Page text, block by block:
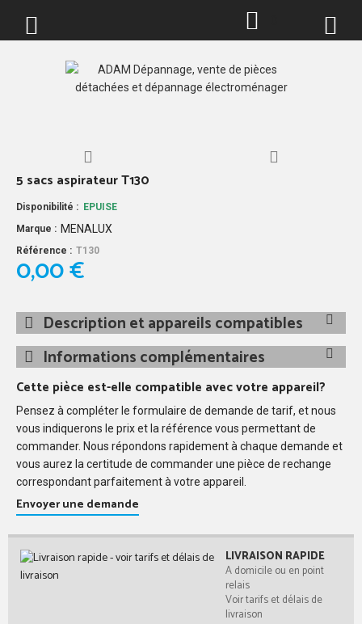
5 sacs aspirateur T130
Disponibilité :
EPUISE
Marque : MENALUX
Référence : T130
0,00 €
Description et appareils compatibles
Informations complémentaires
Cette pièce est-elle compatible avec votre appareil?
Pensez à compléter le formulaire de demande de tarif, et nous
vous indiquerons le prix et la référence vous permettant de
commander. Nous répondons rapidement à chaque demande et
vous aurez la certitude de commander une pièce de rechange
correspondant parfaitement à votre appareil.
Envoyer une demande
LIVRAISON RAPIDE
A domicile ou en point
relais
Voir tarifs et délais de
livraison